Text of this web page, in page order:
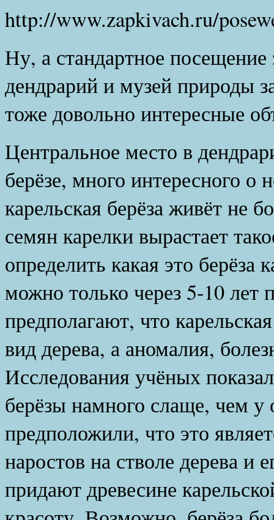
http://www.zapkivach.ru/
Ну, а стандартное
дендрарий и музей природы
тоже довольно интересные
Центральное место в
берёзе, много интересного о
карельская берёза живёт не
семян карелки вырастает
определить какая это берёза
можно только через 5-10 лет
предполагают, что
вид дерева, а аномалия,
Исследования учёных
берёзы намного слаще, чем
предположили, что это
наростов на стволе дерева и
придают древесине